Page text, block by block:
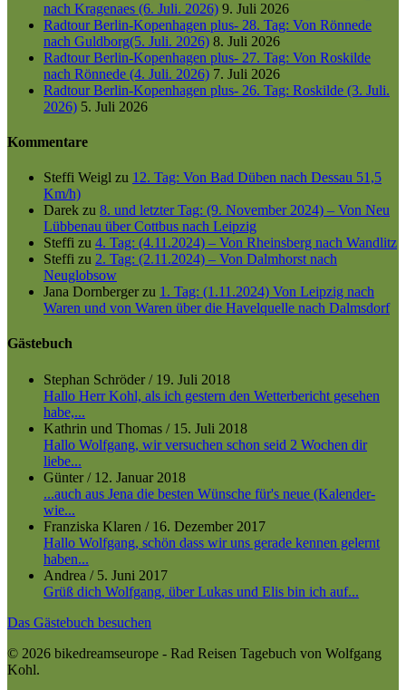
nach Kragenaes (6. Juli. 2026) 9. Juli 2026
Radtour Berlin-Kopenhagen plus- 28. Tag: Von Rönnede
nach Guldborg(5. Juli. 2026) 8. Juli 2026
Radtour Berlin-Kopenhagen plus- 27. Tag: Von Roskilde
nach Rönnede (4. Juli. 2026) 7. Juli 2026
Radtour Berlin-Kopenhagen plus- 26. Tag: Roskilde (3. Juli.
2026) 5. Juli 2026
Kommentare
Steffi Weigl zu 12. Tag: Von Bad Düben nach Dessau 51,5
Km/h)
Darek zu 8. und letzter Tag: (9. November 2024) – Von Neu
Lübbenau über Cottbus nach Leipzig
Steffi zu 4. Tag: (4.11.2024) – Von Rheinsberg nach Wandlitz
Steffi zu 2. Tag: (2.11.2024) – Von Dalmhorst nach
Neuglobsow
Jana Dornbergerzu 1. Tag: (1.11.2024) Von Leipzig nach
Waren und von Waren über die Havelquelle nach Dalmsdorf
Gästebuch
Stephan Schröder/ 19. Juli 2018
Hallo Herr Kohl, als ich gestern den Wetterbericht gesehen
habe,...
Kathrin und Thomas / 15. Juli 2018
Hallo Wolfgang, wir versuchen schon seid 2 Wochen dir
liebe...
Günter/ 12. Januar 2018
...auch aus Jena die besten Wünsche für's neue (Kalender-
wie...
Franziska Klaren / 16. Dezember 2017
Hallo Wolfgang, schön dass wir uns gerade kennen gelernt
haben...
Andrea / 5. Juni 2017
Grüß dich Wolfgang, über Lukas und Elis bin ich auf...
Das Gästebuch besuchen
© 2026 bikedreamseurope - Rad Reisen Tagebuch von Wolfgang
Kohl.